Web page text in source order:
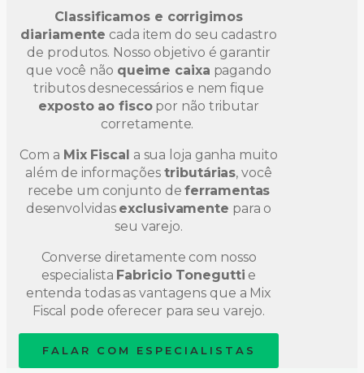
Classificamos e corrigimos
diariamente cada item do seu cadastro
de produtos. Nosso objetivo é garantir
que você não queime caixa pagando
tributos desnecessários e nem fique
exposto ao fiscopor não tributar
corretamente.
Com a Mix Fiscal a sua loja ganha muito
além de informaçõestributárias, você
recebe um conjunto deferramentas
desenvolvidas exclusivamente para o
seu varejo.
Converse diretamente com nosso
especialista Fabricio Tonegutti e
entenda todas as vantagens que a Mix
Fiscal pode oferecer para seu varejo.
FALAR COM ESPECIALISTAS